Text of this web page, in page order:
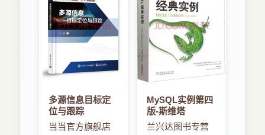
工作任务一 测试布线系统
工作任务二 验收布线工程
工作任务三 交接布线工程
思考与练习
项目六 综合布线系统设计实例
思考与练习
多源信息目标定
位与跟踪
当当官方旗舰店
MySQL实例第四
版-斯维塔
兰兴达图书专营